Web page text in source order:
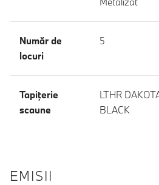
Număr de
locuri
5
Tapiţerie
scaune
LTHR
BLACK
EMISII